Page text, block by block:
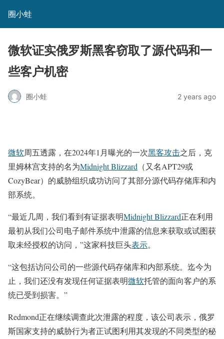
圈小蛙
微软证实俄罗斯黑客窃取了源代码和一
些客户机密
圈小蛙 2 years ago
微软周五透露，在2024年1月曝光的一次黑客攻击之后，克
里姆林宫支持的名为Midnight Blizzard （又名APT29或
CozyBear）的威胁组织成功访问了其部分源代码存储库和内
部系统。
“最近几周，我们看到有证据表明Midnight Blizzard正在利用
最初从我们公司电子邮件系统中泄露的信息来获取或试图获
取未经授权的访问，”这家科技巨头表示。
“这包括访问公司的一些源代码存储库和内部系统。迄今为
止，我们还没有发现任何证据表明微软托管的面向客户的系
统已受到损害。”
Redmond正在继续调查此次泄露的程度，该公司表示，俄罗
斯国家支持的威胁行为者正试图利用其发现的不同类型的秘